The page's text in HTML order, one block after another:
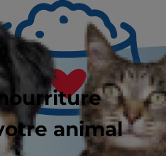
animal